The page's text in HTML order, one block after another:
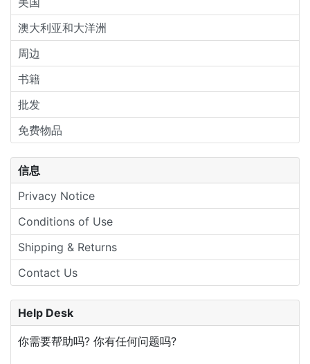
澳大利亚和大洋洲
周边
书籍
批发
免费物品
信息
Privacy Notice
Conditions of Use
Shipping & Returns
Contact Us
Help Desk
你需要帮助吗? 你有任何问题吗?